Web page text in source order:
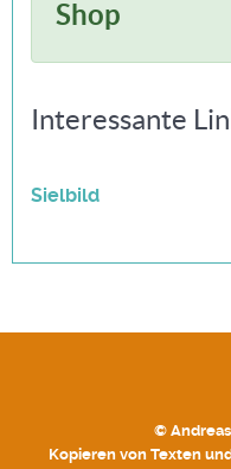
Shop
Interessante
Sielbild
©
Kopieren von Texten